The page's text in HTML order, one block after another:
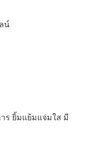
น์
ร ยิ้มแย้มแจ่มใส มี